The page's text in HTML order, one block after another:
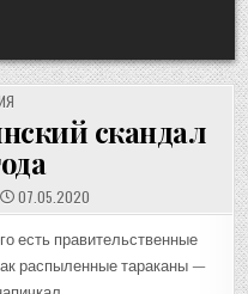
скандал
07.05.2020
есть правительственные
распыленные тараканы —